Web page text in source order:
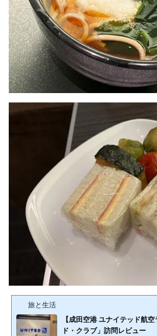
旅と生活
【成田空港 ユナイテッド航
ド・クラブ」訪問レビュー